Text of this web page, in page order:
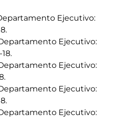
Departamento Ejecutivo:
Departamento Ejecutivo:
Departamento Ejecutivo:
Departamento Ejecutivo:
Departamento Ejecutivo: